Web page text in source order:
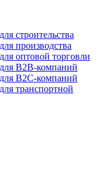
строительства
производства
оптовой торговли
В2В-компаний
В2С-компаний
транспортной